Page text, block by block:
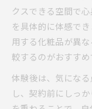
クスできる空間で
を具体的に体感で
用する化粧品が異
較するのがおすすめ
体験後は、気にな
し、契約前にしっ